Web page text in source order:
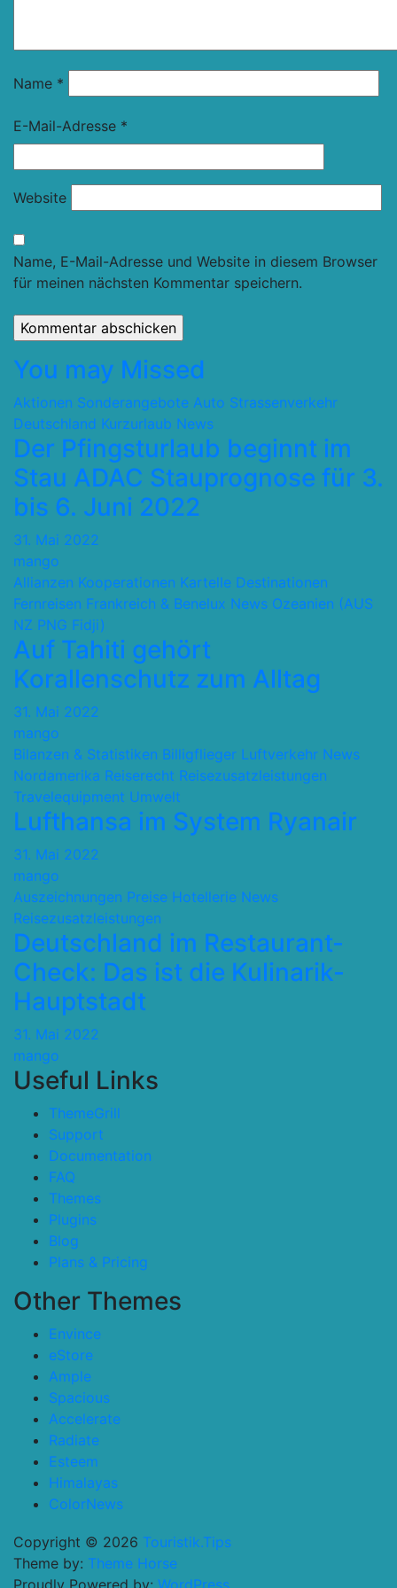
Name *
E-Mail-Adresse *
Website
Name, E-Mail-Adresse und Website in diesem Browser
für meinen nächsten Kommentar speichern.
You may Missed
Aktionen Sonderangebote Auto Strassenverkehr
Deutschland Kurzurlaub News
Der Pfingsturlaub beginnt im
Stau ADAC Stauprognose für 3.
bis 6. Juni 2022
31. Mai 2022
mango
Allianzen Kooperationen Kartelle Destinationen
Fernreisen Frankreich & Benelux News Ozeanien (AUS
NZ PNG Fidji)
Auf Tahiti gehört
Korallenschutz zum Alltag
31. Mai 2022
mango
Bilanzen & Statistiken Billigflieger Luftverkehr News
Nordamerika Reiserecht Reisezusatzleistungen
Travelequipment Umwelt
Lufthansa im System Ryanair
31. Mai 2022
mango
Auszeichnungen Preise Hotellerie News
Reisezusatzleistungen
Deutschland im Restaurant-
Check: Das ist die Kulinarik-
Hauptstadt
31. Mai 2022
mango
Useful Links
ThemeGrill
Support
Documentation
FAQ
Themes
Plugins
Blog
Plans & Pricing
Other Themes
Envince
eStore
Ample
Spacious
Accelerate
Radiate
Esteem
Himalayas
ColorNews
Copyright © 2026 Touristik.Tips
Theme by: Theme Horse
Proudly Powered by: WordPress